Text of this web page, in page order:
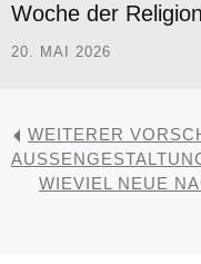
Woche der
20. MAI 2026
WEITERER
AUSSENGESTALTUNG
WIEVIEL NEUE